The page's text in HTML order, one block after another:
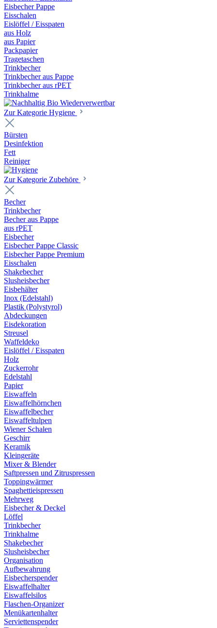
Eisbecher Pappe
Eisschalen
Eislöffel / Eisspaten
aus Holz
aus Papier
Packpapier
Tragetaschen
Trinkbecher
Trinkbecher aus Pappe
Trinkbecher aus rPET
Trinkhalme
Zur Kategorie Hygiene
Bürsten
Desinfektion
Fett
Reiniger
Zur Kategorie Zubehöre
Becher
Trinkbecher
Becher aus Pappe
aus rPET
Eisbecher
Eisbecher Pappe Classic
Eisbecher Pappe Premium
Eisschalen
Shakebecher
Slusheisbecher
Eisbehälter
Inox (Edelstahl)
Plastik (Polystyrol)
Abdeckungen
Eisdekoration
Streusel
Waffeldeko
Eislöffel / Eisspaten
Holz
Zuckerrohr
Edelstahl
Papier
Eiswaffeln
Eiswaffelhörnchen
Eiswaffelbecher
Eiswaffeltulpen
Wiener Schalen
Geschirr
Keramik
Kleingeräte
Mixer & Blender
Saftpressen und Zitruspressen
Toppingwärmer
Spaghettieispressen
Mehrweg
Eisbecher & Deckel
Löffel
Trinkbecher
Trinkhalme
Shakebecher
Slusheisbecher
Organisation
Aufbewahrung
Eisbecherspender
Eiswaffelhalter
Eiswaffelsilos
Flaschen-Organizer
Menükartenhalter
Serviettenspender